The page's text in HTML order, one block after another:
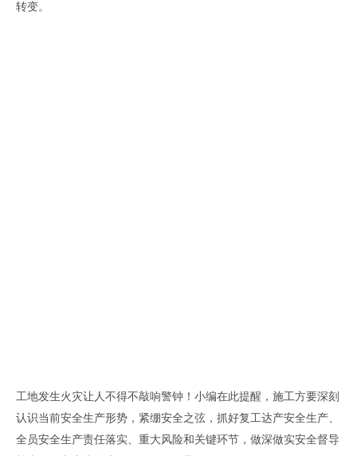
转变。
工地发生火灾让人不得不敲响警钟 ！ 小编在此提醒 ， 施工方要深刻
认识当前安全生产形势，紧绷安全之弦，抓好复工达产安全生产、
全员安全生产责任落实、重大风险和关键环节，做深做实安全督导